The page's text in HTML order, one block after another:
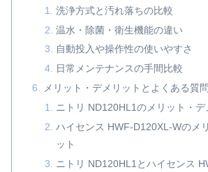
洗浄方式と汚れ落ちの比較
温水・除菌・衛生機能の違い
自動投入や操作性の使いやすさ
日常メンテナンスの手間比較
メリット・デメリットとよくある質問
ニトリ ND120HL1のメリット・デ
ハイセンス HWF-D120XL-Wのメ
ット
ニトリ ND120HL1とハイセンス